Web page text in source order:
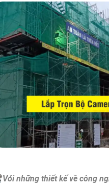
Vói những thiết kế về công